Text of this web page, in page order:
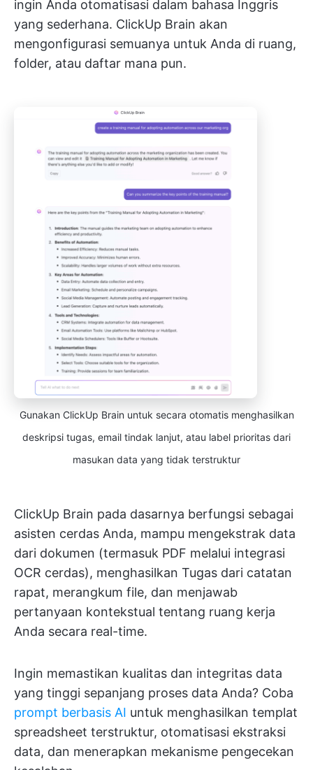
ingin Anda otomatisasi dalam bahasa Inggris
yang sederhana. ClickUp Brain akan
mengonfigurasi semuanya untuk Anda di ruang,
folder, atau daftar mana pun.
Gunakan ClickUp Brain untuk secara otomatis menghasilkan
deskripsi tugas, email tindak lanjut, atau label prioritas dari
masukan data yang tidak terstruktur
ClickUp Brain pada dasarnya berfungsi sebagai
asisten cerdas Anda, mampu mengekstrak data
dari dokumen (termasuk PDF melalui integrasi
OCR cerdas), menghasilkan Tugas dari catatan
rapat, merangkum file, dan menjawab
pertanyaan kontekstual tentang ruang kerja
Anda secara real-time.
Ingin memastikan kualitas dan integritas data
yang tinggi sepanjang proses data Anda? Coba
prompt berbasis AI untuk menghasilkan templat
spreadsheet terstruktur, otomatisasi ekstraksi
data, dan menerapkan mekanisme pengecekan